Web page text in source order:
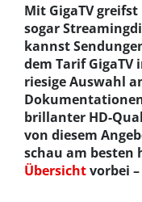
Mit GigaTV greifst
sogar
kannst
dem Tarif
riesige Auswahl
brillanter HD-
von diesem
schau am besten
Übersichtvorbei